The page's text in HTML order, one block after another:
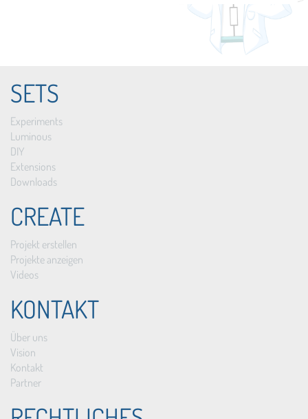
SETS
Experiments
Luminous
DIY
Extensions
Downloads
CREATE
Projekt erstellen
Projekte anzeigen
Videos
KONTAKT
Über uns
Vision
Kontakt
Partner